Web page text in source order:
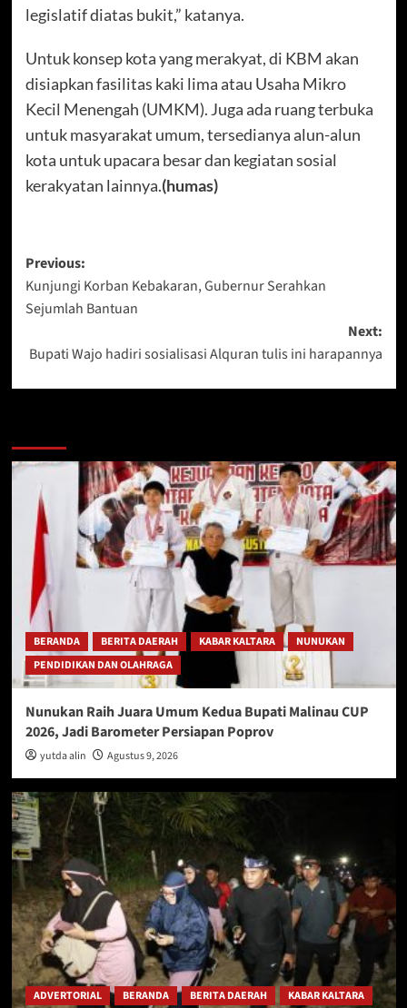
legislatif diatas bukit,” katanya.
Untuk konsep kota yang merakyat, di KBM akan
disiapkan fasilitas kaki lima atau Usaha Mikro
Kecil Menengah (UMKM). Juga ada ruang terbuka
untuk masyarakat umum, tersedianya alun-alun
kota untuk upacara besar dan kegiatan sosial
kerakyatan lainnya.(humas)
Post
navigation
Previous:
Kunjungi Korban Kebakaran, Gubernur Serahkan
Sejumlah Bantuan
Next:
Bupati Wajo hadiri sosialisasi Alquran tulis ini harapannya
BERANDA BERITA DAERAH KABAR KALTARA
NUNUKAN
PENDIDIKAN DAN OLAHRAGA
Nunukan Raih Juara Umum Kedua Bupati Malinau CUP
2026, Jadi Barometer Persiapan Poprov
yutda alin Agustus 9, 2026
ADVERTORIAL BERANDA BERITA DAERAH KABAR KALTARA